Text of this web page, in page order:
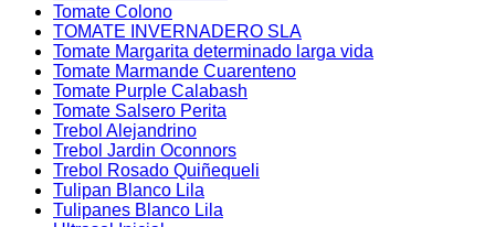
Tomate Colono
TOMATE INVERNADERO SLA
Tomate Margarita determinado larga vida
Tomate Marmande Cuarenteno
Tomate Purple Calabash
Tomate Salsero Perita
Trebol Alejandrino
Trebol Jardin Oconnors
Trebol Rosado Quiñequeli
Tulipan Blanco Lila
Tulipanes Blanco Lila